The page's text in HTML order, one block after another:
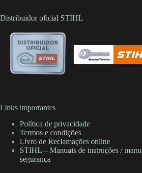
Distribuidor oficial STIHL
Links importantes
Política de privacidade
Termos e condições
Livro de Reclamações online
STIHL – Manuais de instruções /
segurança